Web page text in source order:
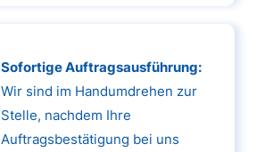
Sofortige Auftragsausführung:
Wir sind im Handumdrehen zur
Stelle, nachdem Ihre
Auftragsbestätigung bei uns